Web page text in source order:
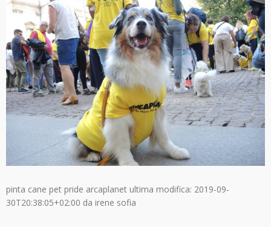
pinta cane pet pride arcaplanet ultima modifica: 2019-09-
30T20:38:05+02:00 da irene sofia